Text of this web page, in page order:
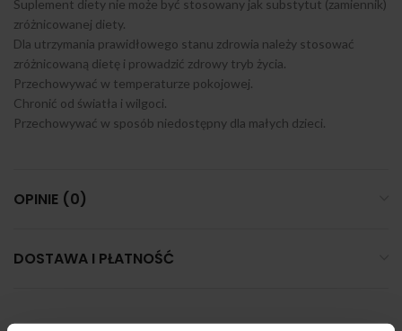
Suplement diety nie może być stosowany jak substytut (zamiennik)
zróżnicowanej diety.
Dla utrzymania prawidłowego stanu zdrowia należy stosować
zróżnicowaną dietę i prowadzić zdrowy tryb życia.
Przechowywać w temperaturze pokojowej.
Chronić od światła i wilgoci.
Przechowywać w sposób niedostępny dla małych dzieci.
OPINIE (0)
DOSTAWA I PŁATNOŚĆ